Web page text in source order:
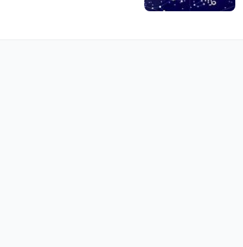
财？你知道这是怎么回
面就一起来看看狗狗怎样认